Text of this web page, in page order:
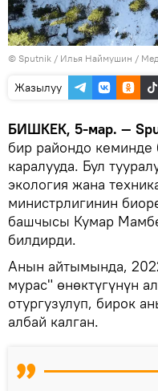
© Sputnik / Илья Наймушин /
Жазылуу
БИШКЕК, 5-мар. —
бир райондо
каралууда. Бул
экология жана
министрлигинин
башчысы Кумар
билдирди.
Анын айтымында,
мурас" өнөктүгүнүн
отургузулуп, бирок
албай калган.